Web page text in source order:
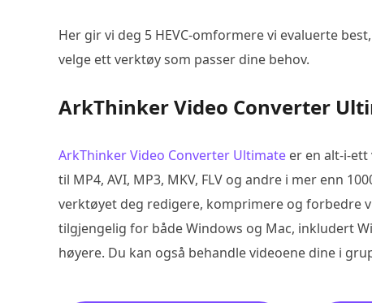
Her gir vi deg 5 HEVC-omformere vi evaluerte
velge ett verktøy som passer dine behov.
ArkThinker Video Converter
ArkThinker Video Converter Ultimate er en alt-i-
til MP4, AVI, MP3, MKV, FLV og andre i mer enn
verktøyet deg redigere, komprimere og forbedre
tilgjengelig for både Windows og Mac, inkludert
høyere. Du kan også behandle videoene dine i